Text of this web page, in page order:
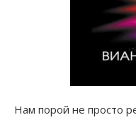
Нам порой не просто